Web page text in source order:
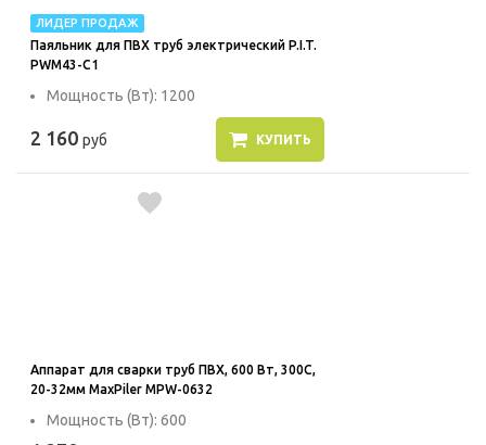
ЛИДЕР ПРОДАЖ
Паяльник для ПВХ труб электрический P.I.T.
PWM43-C1
Мощность (Вт): 1200
2 160 руб КУПИТЬ
Аппарат для сварки труб ПВХ, 600 Вт, 300С,
20-32мм MaxPiler MPW-0632
Мощность (Вт): 600